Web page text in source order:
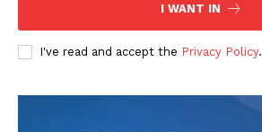
I WANT IN
I've read and accept the Privacy Policy.